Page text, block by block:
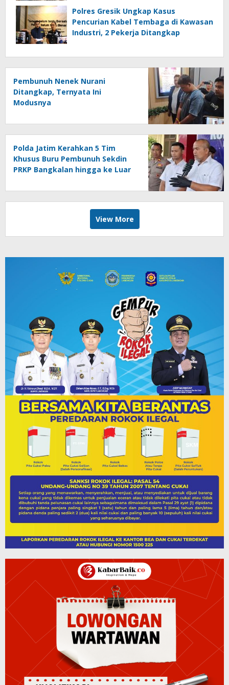
Polres Gresik Ungkap Kasus
Pencurian Kabel Tembaga di Kawasan
Industri, 2 Pekerja Ditangkap
Pembunuh Nenek Nurani
Ditangkap, Ternyata Ini
Modusnya
Polda Jatim Kerahkan 5 Tim
Khusus Buru Pembunuh Sekdin
PRKP Bangkalan hingga ke Luar
View More